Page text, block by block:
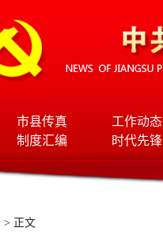
市县传真 工作动态
制度汇编 时代先锋
> 正文